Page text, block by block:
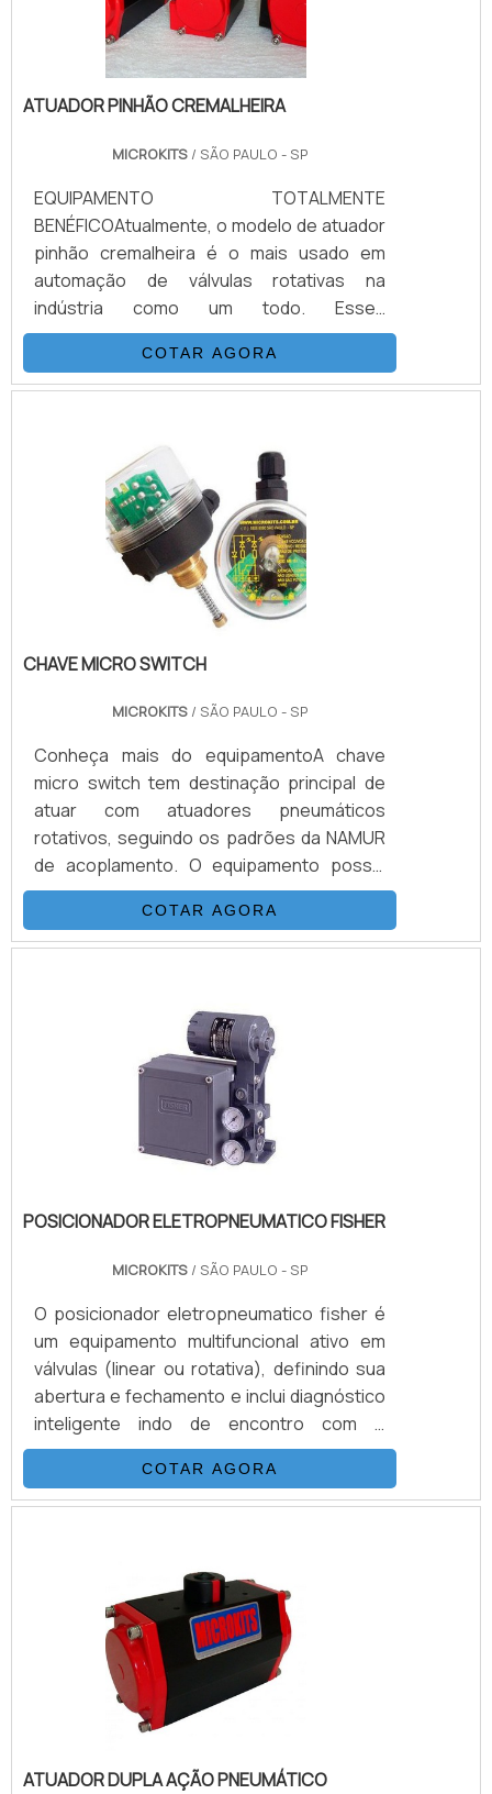
ATUADOR PINHÃO CREMALHEIRA
MICROKITS/ SÃO PAULO - SP
EQUIPAMENTO TOTALMENTE
BENÉFICOAtualmente, o modelo de atuador
pinhão cremalheira é o mais usado em
automação de válvulas rotativas na
indústria como um todo. Esses
equipamentos são relativamente simples
em sua concepção, de fácil ou pouca
manutenção, e com um aspecto geral
benéfico não só pelo seu preço
competitivo em comparação aos modelos
similares, mas principalmente por conta de
sua engenharia simples e funcional do
produto. Este equipamento foi criado e.
COTAR AGORA
CHAVE MICRO SWITCH
MICROKITS/ SÃO PAULO - SP
Conheça mais do equipamentoA chave
micro switch tem destinação principal de
atuar com atuadores pneumáticos
rotativos, seguindo os padrões da NAMUR
de acoplamento. O equipamento possui
possibilidades variadas na realização de
contatos mecânicos ou indutivos. Também
oferece condições para uso com um, dois,
possibilidades.O equipamento chave micro
tipo switch série MB600 é construído a
partir de materiais nobre e, garant.
COTAR AGORA
POSICIONADOR ELETROPNEUMATICO FISHER
MICROKITS/ SÃO PAULO - SP
O posicionador eletropneumatico fisher é
um equipamento multifuncional ativo em
válvulas (linear ou rotativa), definindo sua
abertura e fechamento e inclui diagnóstico
inteligente indo de encontro com o
problema a ser solucionado em sua
aplicação. O funcionamento acontece a
partir de uma série de ações elétricas em
direcionam de forma correta, seja para
abertura ou para fechamento. Seu uso é
muito comum principalmente para mov.
COTAR AGORA
ATUADOR DUPLA AÇÃO PNEUMÁTICO